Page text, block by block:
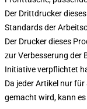
Der Drittdrucker
Standards der
Der Drucker dieses
zur Verbesserung der
Initiative verpflichtet
Da jeder Artikel nur
gemacht wird, kann